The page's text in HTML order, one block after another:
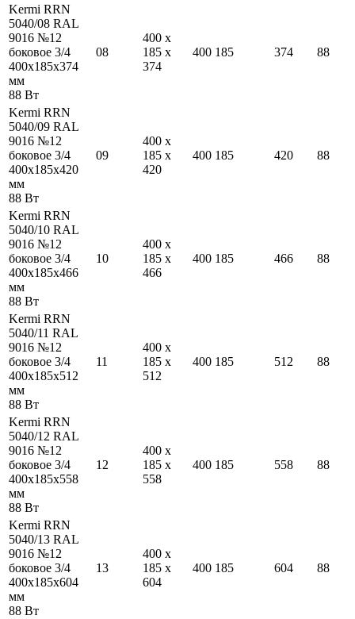
Kermi RRN
5040/08 RAL
9016 №12
боковое 3/4
400x185x374
мм
88 Вт
08
400 x
185 x
374
400 185 374 88
Kermi RRN
5040/09 RAL
9016 №12
боковое 3/4
400x185x420
мм
88 Вт
09
400 x
185 x
420
400 185 420 88
Kermi RRN
5040/10 RAL
9016 №12
боковое 3/4
400x185x466
мм
88 Вт
10
400 x
185 x
466
400 185 466 88
Kermi RRN
5040/11 RAL
9016 №12
боковое 3/4
400x185x512
мм
88 Вт
11
400 x
185 x
512
400 185 512 88
Kermi RRN
5040/12 RAL
9016 №12
боковое 3/4
400x185x558
мм
88 Вт
12
400 x
185 x
558
400 185 558 88
Kermi RRN
5040/13 RAL
9016 №12
боковое 3/4
400x185x604
мм
88 Вт
13
400 x
185 x
604
400 185 604 88